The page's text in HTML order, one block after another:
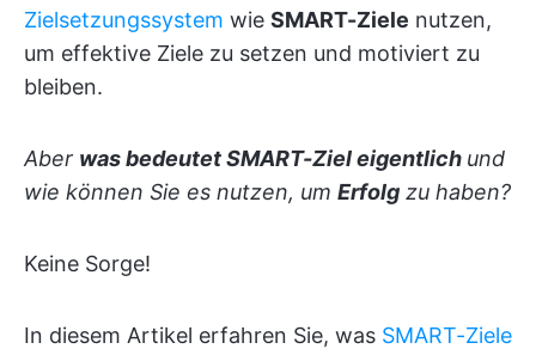
Zielsetzungssystem wie SMART-Ziele nutzen,
um effektive Ziele zu setzen und motiviert zu
bleiben.
Aber was bedeutet SMART-Ziel eigentlich und
wie können Sie es nutzen, um Erfolg zu haben?
Keine Sorge!
In diesem Artikel erfahren Sie, was SMART-Ziele